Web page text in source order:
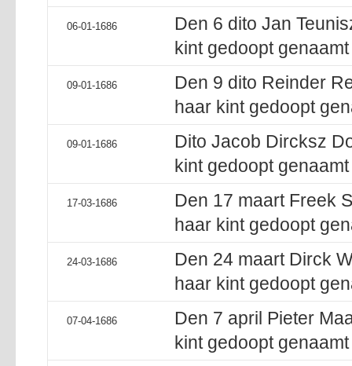
06-01-1686
Den 6 dito Jan
kint gedoopt
09-01-1686
Den 9 dito Reinder
haar kint gedoopt
09-01-1686
Dito Jacob Dircksz
kint gedoopt
17-03-1686
Den 17 maart Freek
haar kint gedoopt
24-03-1686
Den 24 maart Dirck
haar kint gedoopt
07-04-1686
Den 7 april Pieter
kint gedoopt